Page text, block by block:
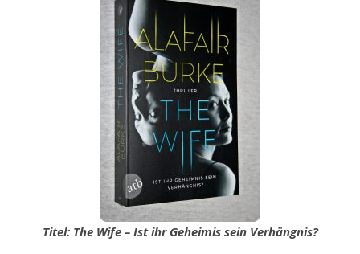
Titel: The Wife – Ist ihr Geheimis sein Verhängnis?